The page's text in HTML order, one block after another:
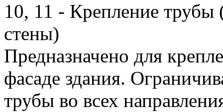
10, 11 - Крепление
стены)
Предназначено для
фасаде здания.
трубы во всех